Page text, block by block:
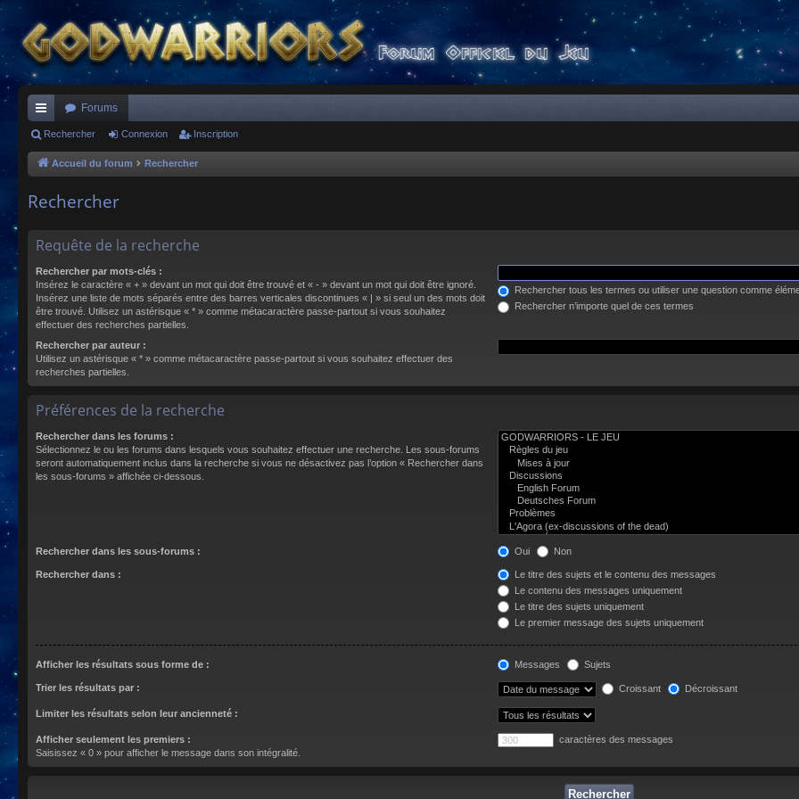
ac
co
s
Forums
Rechercher Connexion Inscription
Accueil du forum Rechercher
Rechercher
Requête de la recherche
Rechercher par mots-clés :
Insérez le caractère « + » devant un mot qui doit être trouvé et « - » devant un mot qui doit être ignoré.
Insérez une liste de mots séparés entre des barres verticales discontinues « | » si seul un des mots doit
être trouvé. Utilisez un astérisque « * » comme métacaractère passe-partout si vous souhaitez
effectuer des recherches partielles.
Rechercher tous les termes ou utiliser une question comme
Rechercher n’importe quel de ces termes
Rechercher par auteur :
Utilisez un astérisque « * » comme métacaractère passe-partout si vous souhaitez effectuer des
recherches partielles.
Préférences de la recherche
Rechercher dans les forums :
Sélectionnez le ou les forums dans lesquels vous souhaitez effectuer une recherche. Les sous-forums
seront automatiquement inclus dans la recherche si vous ne désactivez pas l’option « Rechercher dans
les sous-forums » affichée ci-dessous.
Rechercher dans les sous-forums : Oui Non
Rechercher dans :
Le titre des sujets et le contenu des messages
Le contenu des messages uniquement
Le titre des sujets uniquement
Le premier message des sujets uniquement
Afficher les résultats sous forme de : Messages Sujets
Trier les résultats par : Croissant Décroissant
Limiter les résultats selon leur ancienneté :
Afficher seulement les premiers :
Saisissez « 0 » pour afficher le message dans son intégralité.
caractères des messages